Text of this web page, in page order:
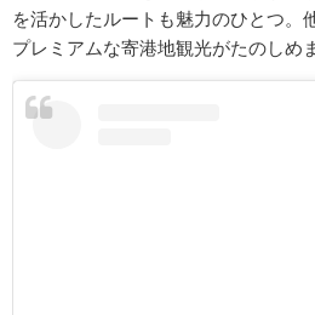
を活かしたルートも魅力のひとつ。
プレミアムな寄港地観光がたのしめ